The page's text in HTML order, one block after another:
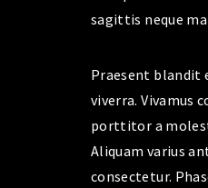
sagittis neque
Praesent blandit
viverra. Vivamus
porttitor a
Aliquam varius
consectetur.